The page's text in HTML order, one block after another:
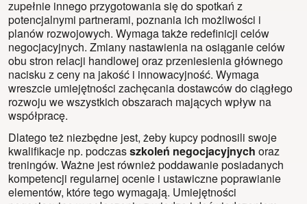
zupełnie innego przygotowania się do spotkań z
potencjalnymi partnerami, poznania ich możliwości i
planów rozwojowych. Wymaga także redefinicji celów
negocjacyjnych. Zmiany nastawienia na osiąganie celów
obu stron relacji handlowej oraz przeniesienia głównego
nacisku z ceny na jakość i innowacyjność. Wymaga
wreszcie umiejętności zachęcania dostawców do ciągłego
rozwoju we wszystkich obszarach mających wpływ na
współpracę.
Dlatego też niezbędne jest, żeby kupcy podnosili swoje
kwalifikacje np. podczasszkoleń negocjacyjnych oraz
treningów. Ważne jest również poddawanie posiadanych
kompetencji regularnej ocenie i ustawiczne poprawianie
elementów, które tego wymagają. Umiejętności